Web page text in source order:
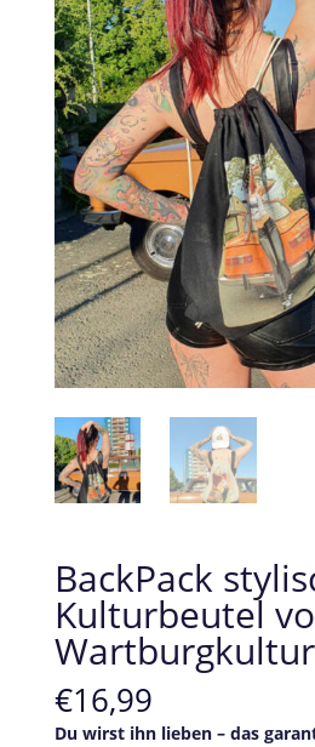
BackPack
Kulturbeutel
Wartburgkultur
€16,99
Du wirst ihn lieben – das